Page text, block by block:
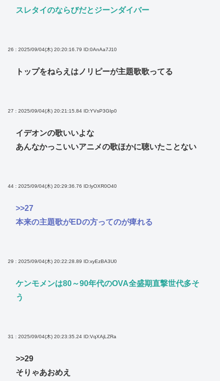
スレタイのならびだとジーンダイバー
26 : 2025/09/04(木) 20:20:16.79 ID:0AnAa7J10
トップをねらえはノリピーが主題歌歌ってる
27 : 2025/09/04(木) 20:21:15.84 ID:YVsP3GIp0
イデオンの歌いいよな
あんなかっこいいアニメの歌ほかに聴いたことない
44 : 2025/09/04(木) 20:29:36.76 ID:lyOXR0O40
>>27
本来の主題歌がEDの方ってのが痺れる
29 : 2025/09/04(木) 20:22:28.89 ID:xyEzBA3U0
ケンモメンは80～90年代のOVA全盛期直撃世代多そ
う
31 : 2025/09/04(木) 20:23:35.24 ID:VqXAjLZRa
>>29
そりゃあおめえ